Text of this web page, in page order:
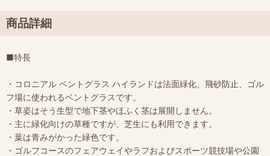
商品詳細
■特長
・コロニアル ベントグラス ハイランドは法面緑化、飛砂防止、ゴル
フ場に使われるベントグラスです。
・草姿はそう生型で地下茎やほふく茎は展開しません。
・主に緑化向けの草種ですが、芝生にも利用できます。
・葉は青みがかった緑色です。
・ゴルフコースのフェアウェイやラフおよびスポーツ競技場や公園